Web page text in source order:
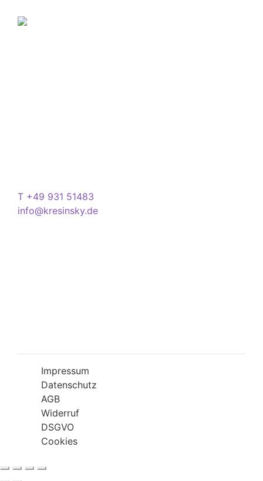
T +49 931 51483
info@kresinsky.de
Impressum
Datenschutz
AGB
Widerruf
DSGVO
Cookies